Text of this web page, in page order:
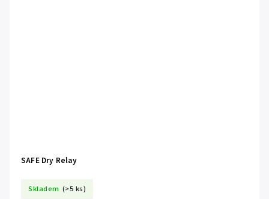
SAFE Dry Relay
Skladem (>5 ks)